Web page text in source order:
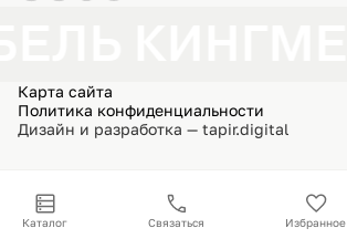
Карта сайта
Политика конфиденциальности
Дизайн и разработка — tapir.digital
Каталог Связаться Избранное